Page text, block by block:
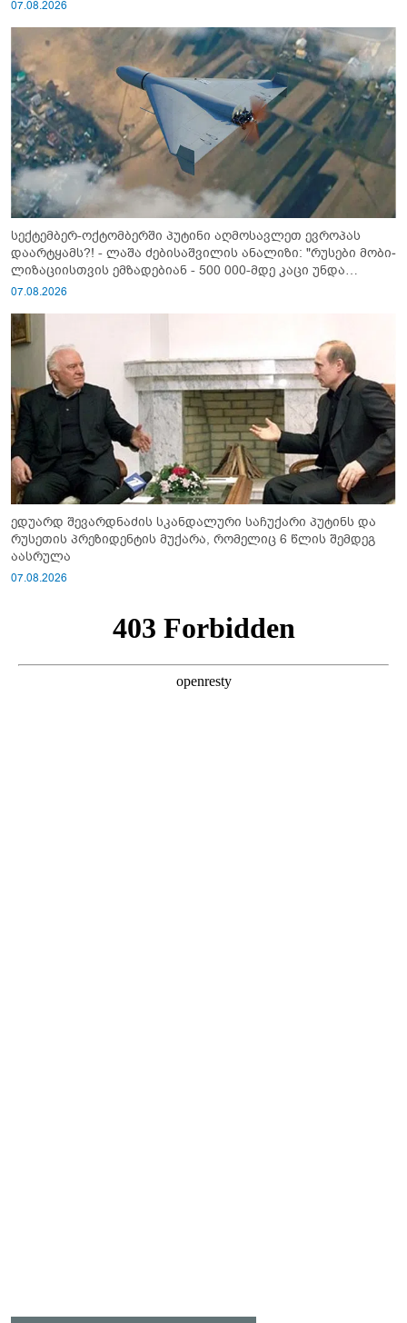
07.08.2026
სექტემბერ-ოქტომბერში პუტინი აღმოსავლეთ ევროპას
დაარტყამს?! - ლაშა ძებისაშვილის ანალიზი: "რუსები მობი­
ლიზაციისთვის ემზადებიან - 500 000-მდე კაცი უნდა
გაიწვიონ ომში"
07.08.2026
ედუარდ შევარდნაძის სკანდალური საჩუქარი პუტინს და
რუსეთის პრეზიდენტის მუქარა, რომელიც 6 წლის შემდეგ
აასრულა
07.08.2026